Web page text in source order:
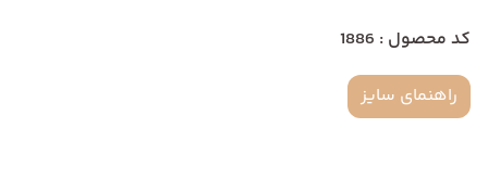
کد محصول : 1886
راهنمای سایز